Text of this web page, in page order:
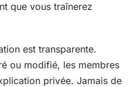
que vous traînerez
est transparente.
ou modifié, les membres
privée. Jamais de